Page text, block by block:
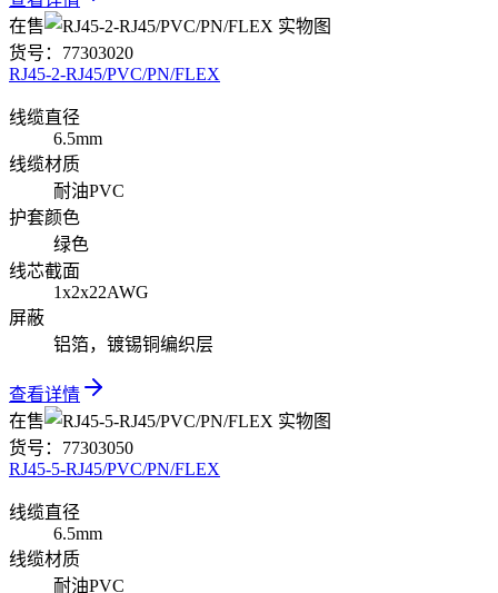
在售
货号： 77303020
RJ45-2-RJ45/PVC/PN/FLEX
线缆直径
6.5mm
线缆材质
耐油PVC
护套颜色
绿色
线芯截面
1x2x22AWG
屏蔽
铝箔，镀锡铜编织层
查看详情
在售
货号： 77303050
RJ45-5-RJ45/PVC/PN/FLEX
线缆直径
6.5mm
线缆材质
耐油PVC